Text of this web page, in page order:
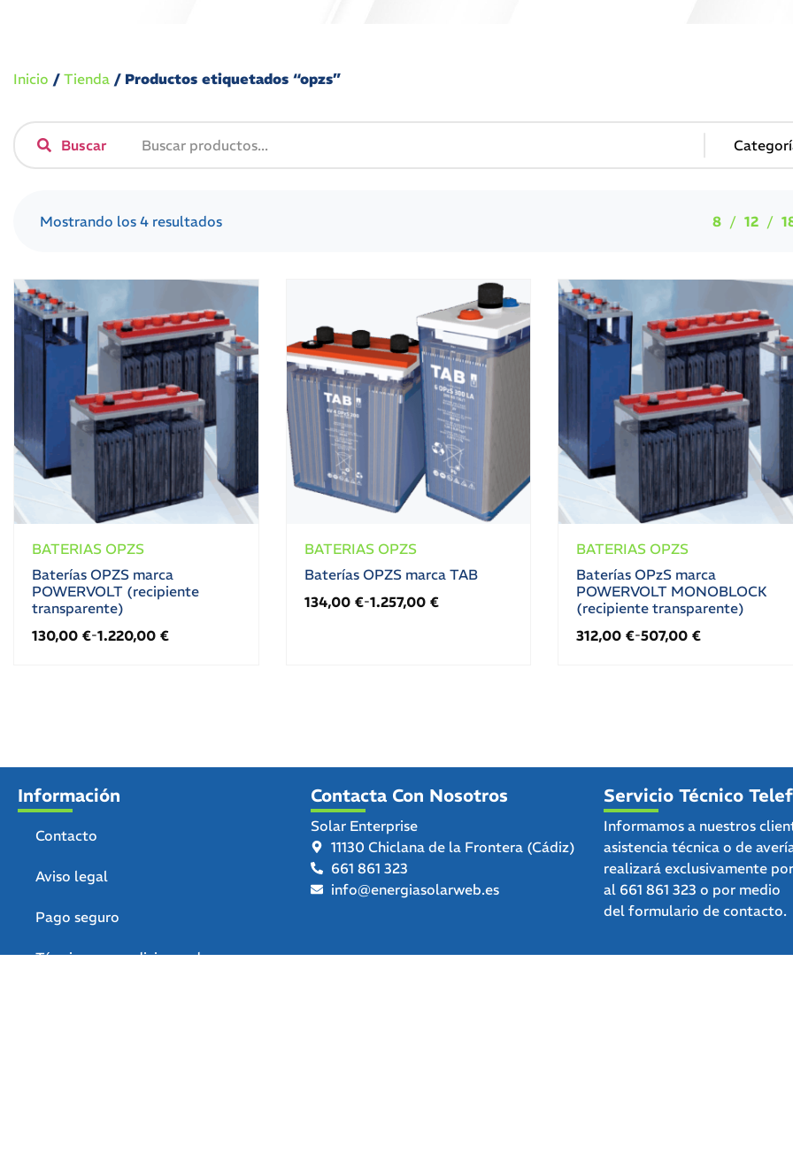
Inicio / Tienda / Productos etiquetados “opzs”
Buscar
Mostrando los 4 resultados 8 12
BATERIAS OPZS
Baterías OPZS marca
POWERVOLT (recipiente
transparente)
130,00 €-1.220,00 €
BATERIAS OPZS
Baterías OPZS marca TAB
134,00 €-1.257,00 €
BATERIAS OPZS
Baterías OPzS marca
POWERVOLT MONOBLOCK
(recipiente transparente)
312,00 €-507,00 €
Información
Contacto
Aviso legal
Pago seguro
Términos y condiciones de uso
Contacta Con Nosotros
Solar Enterprise
11130 Chiclana de la Frontera (Cádiz)
661 861 323
info@energiasolarweb.es
Servicio Técnico
Informamos a nuestros
asistencia técnica o de
realizará exclusivamente
al 661 861 323 o por medio
del formulario de contacto.